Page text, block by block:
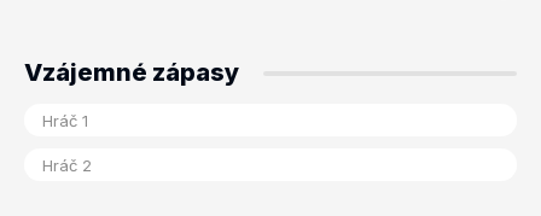
Vzájemné zápasy